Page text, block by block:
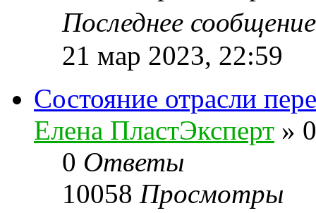
Последнее
21 мар 2023, 22:59
Состояние отрасли
Елена ПластЭксперт »
0 Ответы
10058 Просмотры